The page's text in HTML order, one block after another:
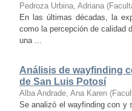
Pedroza Urbina, Adriana (
En las últimas décadas, la
como la percepción de calidad
una ...
Análisis de wayfinding
de San Luis Potosí
Alba Andrade, Ana Karen (
Se analizó el wayfinding con y